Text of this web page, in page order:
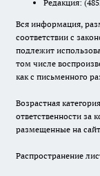
Редакция:
Вся информация,
соответствии с
подлежит
том числе
как с письменного
Возрастная
ответственности за
размещенные на
Распространение